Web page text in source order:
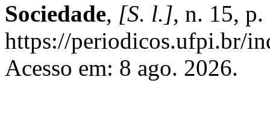
Sociedade, [S. l.], n. 15,
https://periodicos.ufpi.br/
Acesso em: 8 ago. 2026.